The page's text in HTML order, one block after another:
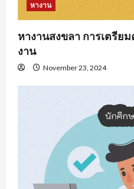
หางาน
หางานสงขลา การเตรีย
งาน
November 23, 2024